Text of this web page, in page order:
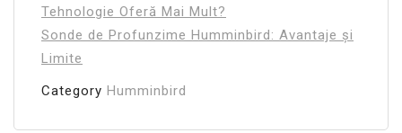
Tehnologie Oferă Mai Mult?
Sonde de Profunzime Humminbird: Avantaje și
Limite
Category Humminbird